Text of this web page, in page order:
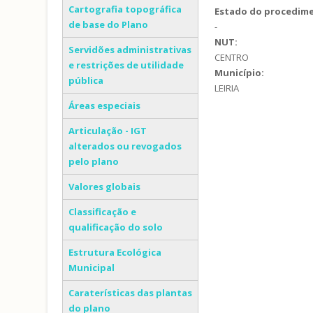
Cartografia topográfica
de base do Plano
Servidões administrativas
e restrições de utilidade
pública
Áreas especiais
Articulação - IGT
alterados ou revogados
pelo plano
Valores globais
Classificação e
qualificação do solo
Estrutura Ecológica
Municipal
Caraterísticas das plantas
do plano
Estado do
-
NUT:
CENTRO
Município:
LEIRIA